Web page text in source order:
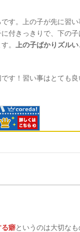
す。上の子が先に習
付きっきりで、下の
。 上の子ばかりズルい
す！習い事はとても
る癖というのは大切な